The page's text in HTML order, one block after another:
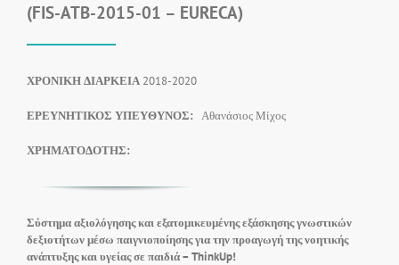
(FIS-ATB-2015-01 – EURECA)
ΧΡΟΝΙΚΗ ΔΙΑΡΚΕΙΑ 2018-2020
ΕΡΕΥΝΗΤΙΚΟΣ ΥΠΕΥΘΥΝΟΣ: Αθανάσιος Μίχος
ΧΡΗΜΑΤΟΔΟΤΗΣ:
Σύστημα αξιολόγησης και εξατομικευμένης εξάσκησης γνωστικών
δεξιοτήτων μέσω παιγνιοποίησης για την προαγωγή της νοητικής
ανάπτυξης και υγείας σε παιδιά – ThinkUp!